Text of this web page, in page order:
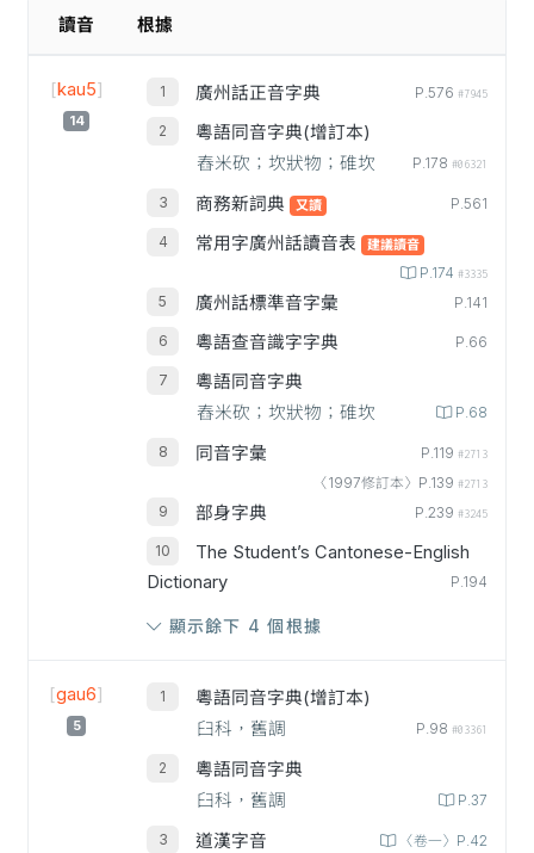
讀音 根據
[kau5]
14
廣州話正音字典 P.576 #7945
粵語同音字典(增訂本)
舂米砍；坎狀物；碓坎
P.178 #06321
商務新詞典 又讀 P.561
常用字廣州話讀音表 建議讀音
P.174 #3335
廣州話標準音字彙 P.141
粵語查音識字字典 P.66
粵語同音字典
舂米砍；坎狀物；碓坎
P.68
同音字彙 P.119 #2713
〈1997修訂本〉P.139 #2713
部身字典 P.239 #3245
The Student’s Cantonese-English
Dictionary
P.194
顯示餘下 4 個根據
[gau6]
5
粵語同音字典(增訂本)
臼科，舊調
P.98 #03361
粵語同音字典
臼科，舊調
P.37
道漢字音
〈卷一〉P.42